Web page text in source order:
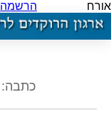
אורח הרשמה